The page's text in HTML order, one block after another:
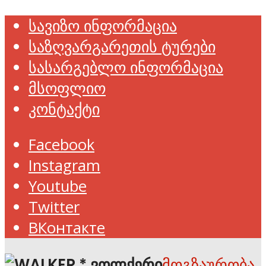
სავიზო ინფორმაცია
საზღვარგარეთის ტურები
სასარგებლო ინფორმაცია
მსოფლიო
კონტაქტი
Facebook
Instagram
Youtube
Twitter
ВКонтакте